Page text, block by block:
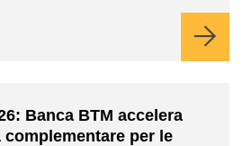
Banca BTM accelera
per le